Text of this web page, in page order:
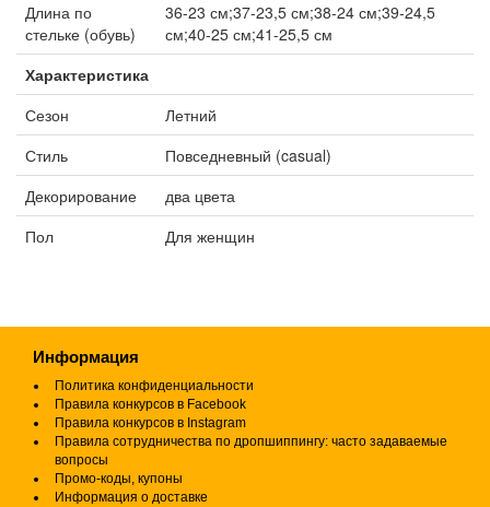
Длина по
стельке (обувь)
36-23 см;37-23,5 см;38-24 см;39-24,5
см;40-25 см;41-25,5 см
Характеристика
Сезон
Летний
Стиль
Повседневный (casual)
Декорирование
два цвета
Пол
Для женщин
Информация
Политика конфиденциальности
Правила конкурсов в Facebook
Правила конкурсов в Instagram
Правила сотрудничества по дропшиппингу: часто задаваемые
вопросы
Промо-коды, купоны
Информация о доставке